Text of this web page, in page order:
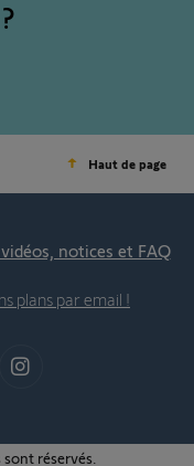
Haut de page
notices et FAQ
plans par email !
réservés.